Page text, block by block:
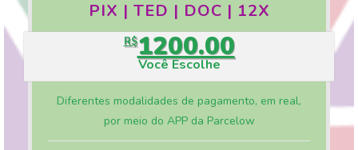
PIX | TED | DOC | 12X
R$1200.00
Você Escolhe
Diferentes modalidades de pagamento, em real,
por meio do APP da Parcelow